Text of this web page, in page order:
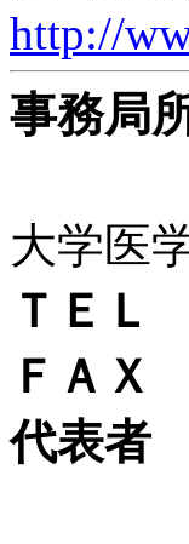
http://
事務局
〒
大学医
ＴＥＬ
ＦＡＸ
代表者
情